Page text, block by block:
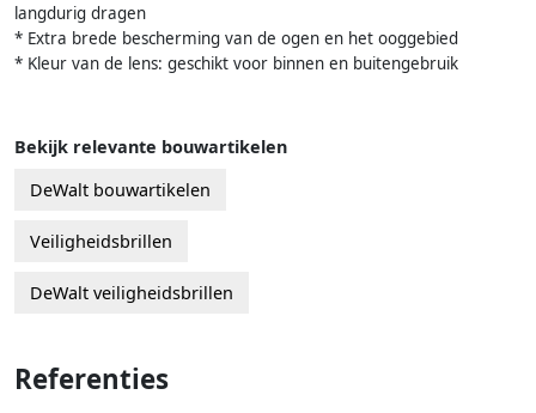
langdurig dragen
* Extra brede bescherming van de ogen en het ooggebied
* Kleur van de lens: geschikt voor binnen en buitengebruik
Bekijk relevante bouwartikelen
DeWalt bouwartikelen
Veiligheidsbrillen
DeWalt veiligheidsbrillen
Referenties